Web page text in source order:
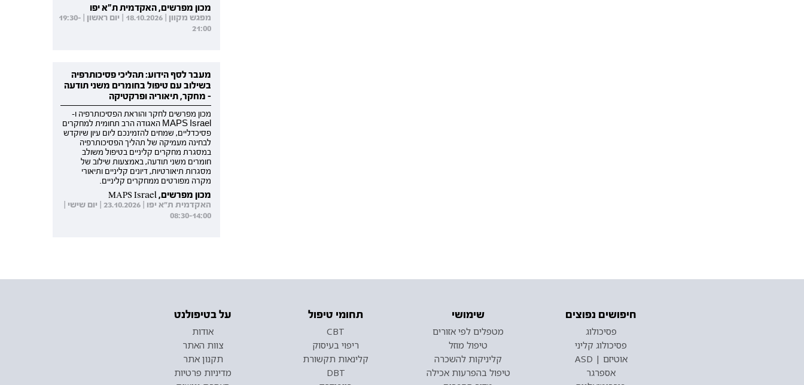
מכון מפרשים, האקדמית ת"א יפו
מפגש מקוון | 18.10.2026 | יום ראשון | 19:30-
21:00
מעבר לסף הידוע: תהליכי פסיכותרפיה
בשילוב עם טיפול בחומרים משני תודעה
- מחקר, תיאוריה ופרקטיקה
מכון מפרשים לחקר והוראת הפסיכותרפיה ו-
MAPS Israel האגודה הרב תחומית למחקרים
פסיכדליים, שמחים להזמינכם ליום עיון שיוקדש
לבחינה מעמיקה של תהליך הפסיכותרפיה
במסגרת מחקרים קליניים בטיפול משולב
חומרים משני תודעה, באמצעות שילוב של
מסגרות תיאורטיות, דיונים קליניים ותיאורי
מקרה מפורטים ממחקרים קליניים.
מכון מפרשים, MAPS Israel
האקדמית ת"א יפו | 23.10.2026 | יום שישי |
08:30-14:00
חיפושים נפוצים
פסיכולוג
פסיכולוג קליני
אוטיזם | ASD
אספרגר
שימושי
מטפלים לפי אזורים
טיפול מוזל
קליניקות להשכרה
טיפול בהפרעות אכילה
תחומי טיפול
CBT
ריפוי בעיסוק
קלינאות תקשורת
DBT
על בטיפולנט
אודות
צוות האתר
תקנון אתר
מדיניות פרטיות